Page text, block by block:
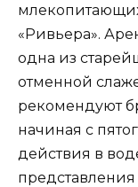
«Ривьера».
одна из
отменной
рекомендуют
начиная с
действия в